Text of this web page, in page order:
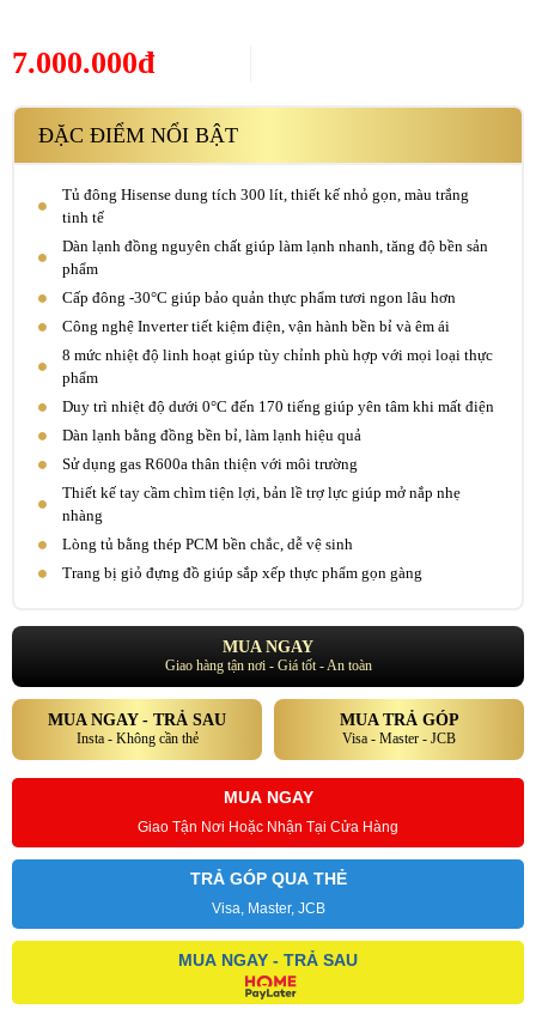
7.000.000đ
ĐẶC ĐIỂM NỔI BẬT
Tủ đông Hisense dung tích 300 lít, thiết kế nhỏ gọn, màu trắng
tinh tế
Dàn lạnh đồng nguyên chất giúp làm lạnh nhanh, tăng độ bền sản
phẩm
Cấp đông -30°C giúp bảo quản thực phẩm tươi ngon lâu hơn
Công nghệ Inverter tiết kiệm điện, vận hành bền bỉ và êm ái
8 mức nhiệt độ linh hoạt giúp tùy chỉnh phù hợp với mọi loại thực
phẩm
Duy trì nhiệt độ dưới 0°C đến 170 tiếng giúp yên tâm khi mất điện
Dàn lạnh bằng đồng bền bỉ, làm lạnh hiệu quả
Sử dụng gas R600a thân thiện với môi trường
Thiết kế tay cầm chìm tiện lợi, bản lề trợ lực giúp mở nắp nhẹ
nhàng
Lòng tủ bằng thép PCM bền chắc, dễ vệ sinh
Trang bị giỏ đựng đồ giúp sắp xếp thực phẩm gọn gàng
MUA NGAY
Giao hàng tận nơi - Giá tốt - An toàn
MUA NGAY - TRẢ SAU
Insta - Không cần thẻ
MUA TRẢ GÓP
Visa - Master - JCB
MUA NGAY
Giao Tận Nơi Hoặc Nhận Tại Cửa Hàng
TRẢ GÓP QUA THẺ
Visa, Master, JCB
MUA NGAY - TRẢ SAU